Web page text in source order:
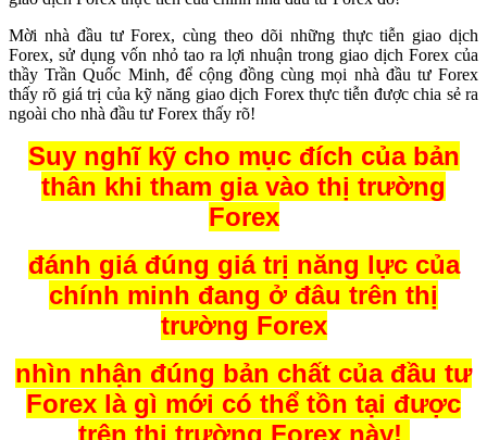
sử dụng vốn nhỏ phải có được điểm vào chuẩn, và linh hoạt trong
giao dịch Forex, có như vậy mới tạo ra được giá trị hiệu quả trong
giao dịch Forex thực tiễn của chính nhà đầu tư Forex đó!
Mời nhà đầu tư Forex, cùng theo dõi những thực tiễn giao dịch
Forex, sử dụng vốn nhỏ tao ra lợi nhuận trong giao dịch Forex của
thầy Trần Quốc Minh, để cộng đồng cùng mọi nhà đầu tư Forex
thấy rõ giá trị của kỹ năng giao dịch Forex thực tiễn được chia sẻ ra
ngoài cho nhà đầu tư Forex thấy rõ!
Suy nghĩ kỹ cho mục đích của bản
thân khi tham gia vào thị trường
Forex
đánh giá đúng giá trị năng lực của
chính minh đang ở đâu trên thị
trường Forex
nhìn nhận đúng bản chất của đầu tư